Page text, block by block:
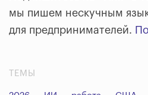
мы пишем нескучным
для предпринимателей.
ТЕМЫ